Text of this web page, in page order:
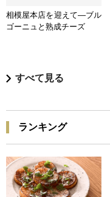
相模屋本店を迎えて―ブル
ゴーニュと熟成チーズ
すべて見る
ランキング